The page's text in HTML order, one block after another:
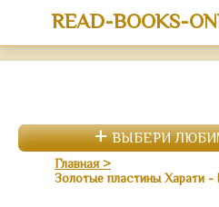
READ-BOOKS-
ВЫБЕРИ
Главная
Золотые пластины Харати